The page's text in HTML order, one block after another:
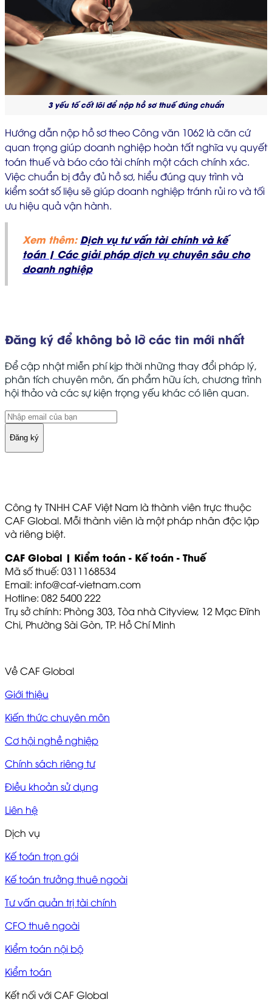
3 yếu tố cốt lõi để nộp hồ sơ thuế đúng chuẩn
Hướng dẫn nộp hồ sơ theo Công văn 1062 là căn cứ
quan trọng giúp doanh nghiệp hoàn tất nghĩa vụ quyết
toán thuế và báo cáo tài chính một cách chính xác.
Việc chuẩn bị đầy đủ hồ sơ, hiểu đúng quy trình và
kiểm soát số liệu sẽ giúp doanh nghiệp tránh rủi ro và tối
ưu hiệu quả vận hành.
Xem thêm: Dịch vụ tư vấn tài chính và kế
toán | Các giải pháp dịch vụ chuyên sâu cho
doanh nghiệp
Đăng ký để không bỏ lỡ các tin mới nhất
Để cập nhật miễn phí kịp thời những thay đổi pháp lý,
phân tích chuyên môn, ấn phẩm hữu ích, chương trình
hội thảo và các sự kiện trọng yếu khác có liên quan.
Đăng ký
Công ty TNHH CAF Việt Nam là thành viên trực thuộc
CAF Global. Mỗi thành viên là một pháp nhân độc lập
và riêng biệt.
CAF Global | Kiểm toán - Kế toán - Thuế
Mã số thuế: 0311168534
Email: info@caf-vietnam.com
Hotline: 082 5400 222
Trụ sở chính: Phòng 303, Tòa nhà Cityview, 12 Mạc Đĩnh
Chi, Phường Sài Gòn, TP. Hồ Chí Minh
Về CAF Global
Giới thiệu
Kiến thức chuyên môn
Cơ hội nghề nghiệp
Chính sách riêng tư
Điều khoản sử dụng
Liên hệ
Dịch vụ
Kế toán trọn gói
Kế toán trưởng thuê ngoài
Tư vấn quản trị tài chính
CFO thuê ngoài
Kiểm toán nội bộ
Kiểm toán
Kết nối với CAF Global